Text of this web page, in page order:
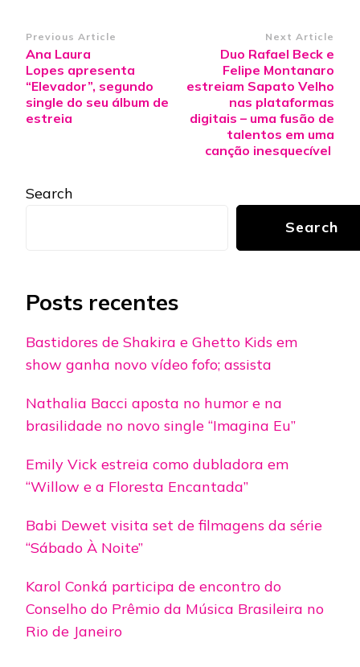
Post
Navigation
Previous Article
Ana Laura
Lopes apresenta
“Elevador”, segundo
single do seu álbum de
estreia
Next Article
Duo Rafael Beck e
Felipe Montanaro
estreiam Sapato Velho
nas plataformas
digitais – uma fusão de
talentos em uma
canção inesquecível
Search
Search
Posts recentes
Bastidores de Shakira e Ghetto Kids em
show ganha novo vídeo fofo; assista
Nathalia Bacci aposta no humor e na
brasilidade no novo single “Imagina Eu”
Emily Vick estreia como dubladora em
“Willow e a Floresta Encantada”
Babi Dewet visita set de filmagens da série
“Sábado À Noite”
Karol Conká participa de encontro do
Conselho do Prêmio da Música Brasileira no
Rio de Janeiro